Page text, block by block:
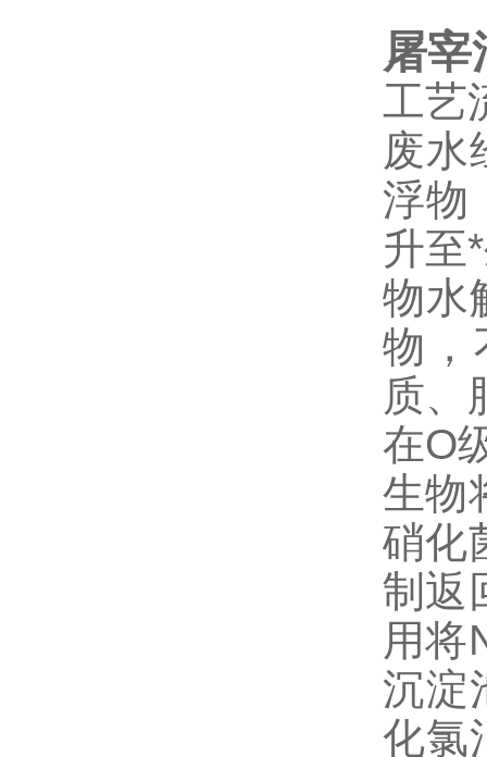
屠宰
工艺
废水
浮物
升至
物水
物，
质、
在O
生物
硝化
制返
用将
沉淀
化氯